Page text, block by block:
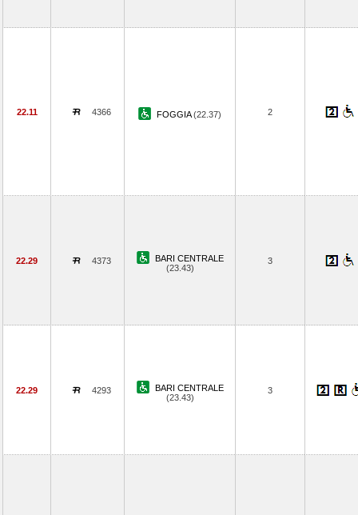
22.11 4366 FOGGIA(22.37) 2
22.29 4373
BARI CENTRALE
(23.43)
3
22.29 4293
BARI CENTRALE
(23.43)
3